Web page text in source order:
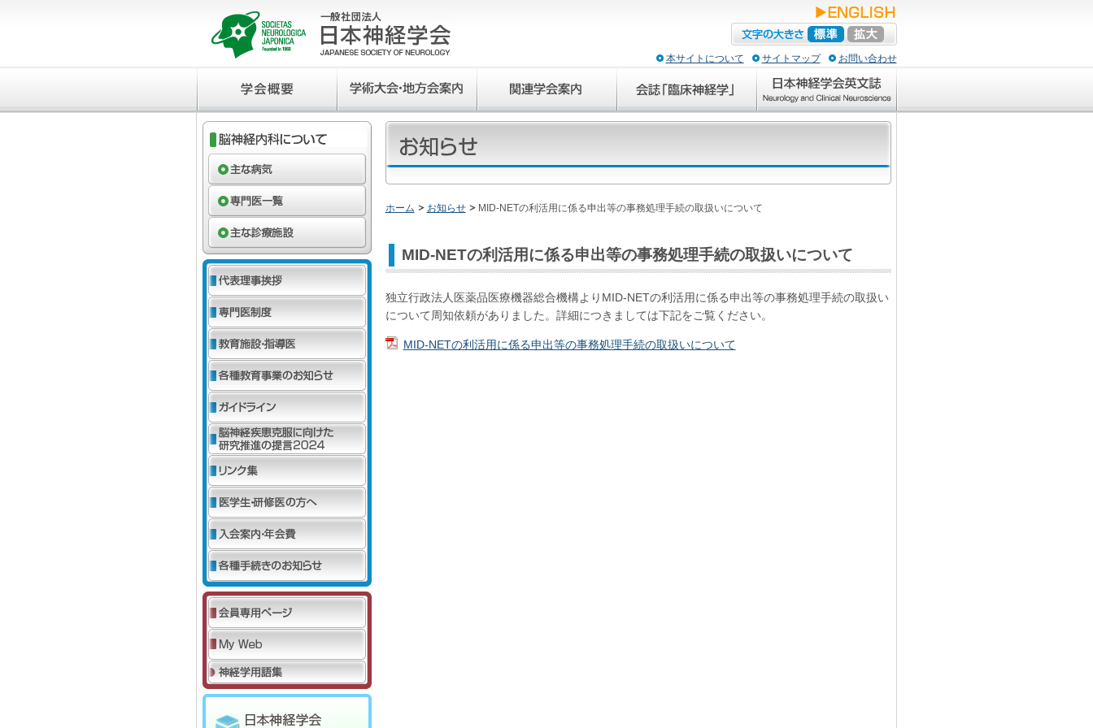
本サイトについて サイトマップ お問い合わせ
ホーム お知らせ MID-NETの利活用に係る申出等の事務処理手続の取扱いについて
MID-NETの利活用に係る申出等の事務処理手続の取扱いについて
独立行政法人医薬品医療機器総合機構よりMID-NETの利活用に係る申出等の事務処理手続の取扱い
について周知依頼がありました。詳細につきましては下記をご覧ください。
MID-NETの利活用に係る申出等の事務処理手続の取扱いについて